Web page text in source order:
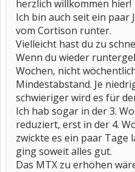
herzlich willkommen hier!
Ich bin auch seit ein paar
vom Cortison runter.
Vielleicht hast du zu
Wenn du wieder
Wochen, nicht
Mindestabstand. Je
schwieriger wird es für
Ich hab sogar in der 3.
reduziert, erst in der 4.
zwickte es ein paar Tage
ging soweit alles gut.
Das MTX zu erhöhen